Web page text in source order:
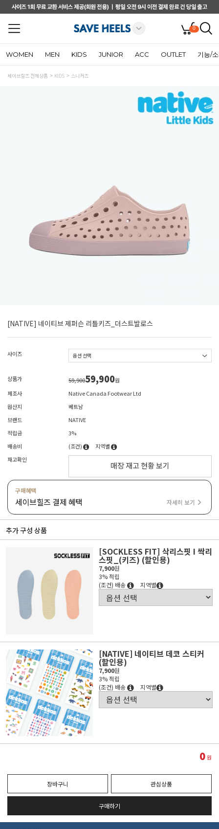
0
WOMEN MEN KIDS JUNIOR ACC OUTLET 기능/
세이브힐즈 전체상품 KIDS 스니커즈
[NATIVE] 네이티브 제퍼슨 리틀키즈_더스트발로스
사이즈
상품가 59,90059,900원
제조사
Native Canada Footwear Ltd
원산지
베트남
브랜드
NATIVE
적립금
3%
배송비
(조건)
지역별
재고확인
매장 재고 현황 보기
구매혜택
세이브힐즈 결제 혜택 자세히 보기
추가 구성 상품
[SOCKLESS FIT] 삭리스핏 I 싹리
스핏_(키즈) (할인용)
7,900원
3% 적립
(조건) 배송
지역별
[NATIVE] 네이티브 데코 스티커
(할인용)
7,900원
3% 적립
(조건) 배송
지역별
0원
장바구니 관심상품
구매하기